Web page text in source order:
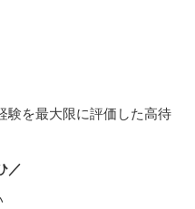
を最大限に評価した高待
／